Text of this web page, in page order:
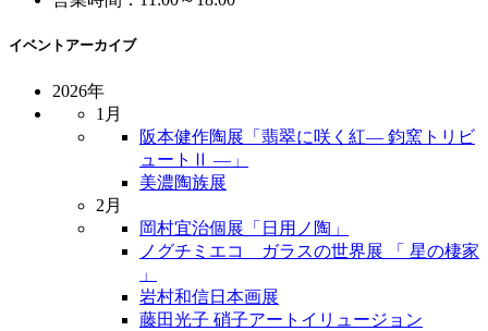
イベントアーカイブ
2026年
1月
阪本健作陶展「翡翠に咲く紅― 鈞窯トリビ
ュートⅡ ―」
美濃陶族展
2月
岡村宜治個展「日用ノ陶」
ノグチミエコ ガラスの世界展 「 星の棲家
」
岩村和信日本画展
藤田光子 硝子アートイリュージョン